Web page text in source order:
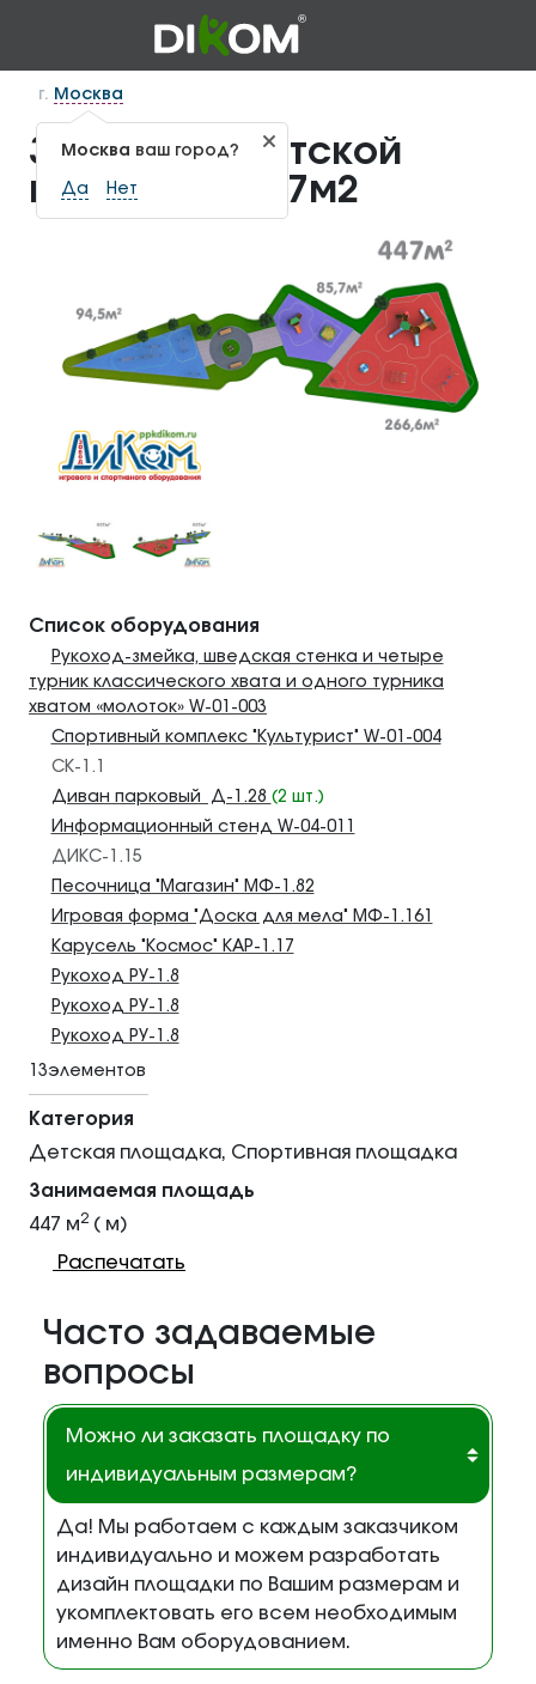
г. Москва
Москва ваш город?
Да Нет
3D проект детской
площадки 447м2
Список оборудования
Рукоход-змейка, шведская стенка и четыре
турник классического хвата и одного турника
хватом «молоток» W-01-003
Спортивный комплекс "Культурист" W-01-004
СК-1.1
Диван парковый Д-1.28 (2 шт.)
Информационный стенд W-04-011
ДИКС-1.15
Песочница "Магазин" МФ-1.82
Игровая форма "Доска для мела" МФ-1.161
Карусель "Космос" КАР-1.17
Рукоход РУ-1.8
Рукоход РУ-1.8
Рукоход РУ-1.8
13элементов
Категория
Детская площадка, Спортивная площадка
Занимаемая площадь
447 м2 ( м)
Распечатать
Часто задаваемые
вопросы
Можно ли заказать площадку по
индивидуальным размерам?
Да! Мы работаем с каждым заказчиком
индивидуально и можем разработать
дизайн площадки по Вашим размерам и
укомплектовать его всем необходимым
именно Вам оборудованием.